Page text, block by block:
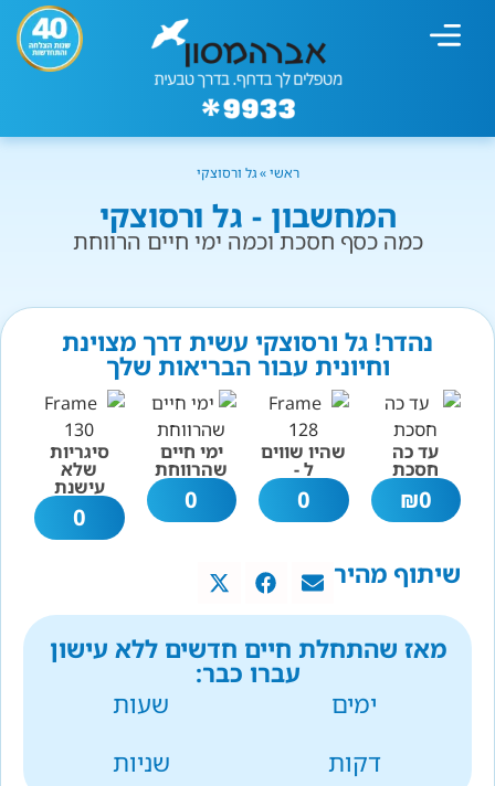
ראשי»גל ורסוצקי
המחשבון - גל ורסוצקי
כמה כסף חסכת וכמה ימי חיים הרווחת
נהדר! גל ורסוצקי עשית דרך מצוינת
וחיונית עבור הבריאות שלך
עד כה
חסכת
0
₪
שהיו שווים
ל -
0
ימי חיים
שהרווחת
0
סיגריות
שלא
עישנת
0
שיתוף מהיר
מאז שהתחלת חיים חדשים ללא עישון
עברו כבר:
ימים
שעות
דקות
שניות